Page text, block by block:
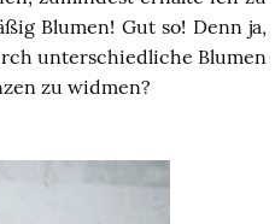
Blumen! Gut so! Denn ja,
unterschiedliche Blumen
zu widmen?